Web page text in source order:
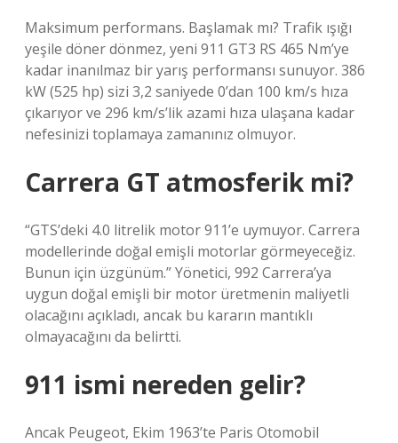
Maksimum performans. Başlamak mı? Trafik ışığı
yeşile döner dönmez, yeni 911 GT3 RS 465 Nm’ye
kadar inanılmaz bir yarış performansı sunuyor. 386
kW (525 hp) sizi 3,2 saniyede 0’dan 100 km/s hıza
çıkarıyor ve 296 km/s’lik azami hıza ulaşana kadar
nefesinizi toplamaya zamanınız olmuyor.
Carrera GT atmosferik mi?
“GTS’deki 4.0 litrelik motor 911’e uymuyor. Carrera
modellerinde doğal emişli motorlar görmeyeceğiz.
Bunun için üzgünüm.” Yönetici, 992 Carrera’ya
uygun doğal emişli bir motor üretmenin maliyetli
olacağını açıkladı, ancak bu kararın mantıklı
olmayacağını da belirtti.
911 ismi nereden gelir?
Ancak Peugeot, Ekim 1963’te Paris Otomobil